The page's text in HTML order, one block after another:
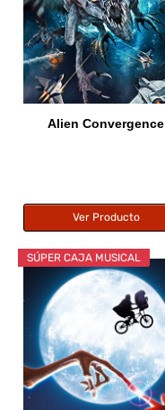
Alien Convergence
Ver Producto
SÚPER CAJA MUSICAL